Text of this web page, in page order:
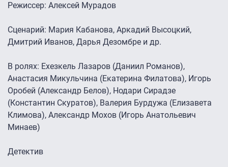
Режиссер: Алексей Мурадов
Сценарий: Мария Кабанова, Аркадий Высоцкий,
Дмитрий Иванов, Дарья Дезомбре и др.
В ролях: Ехезкель Лазаров (Даниил Романов),
Анастасия Микульчина (Екатерина Филатова), Игорь
Оробей (Александр Белов), Нодари Сирадзе
(Константин Скуратов), Валерия Бурдужа (Елизавета
Климова), Александр Мохов (Игорь Анатольевич
Минаев)
Детектив